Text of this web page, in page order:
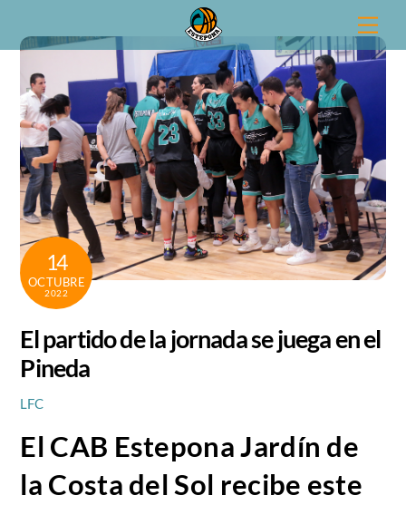
14
OCTUBRE
2022
El partido de la jornada se juega en el
Pineda
LFC
El CAB Estepona Jardín de
la Costa del Sol recibe este